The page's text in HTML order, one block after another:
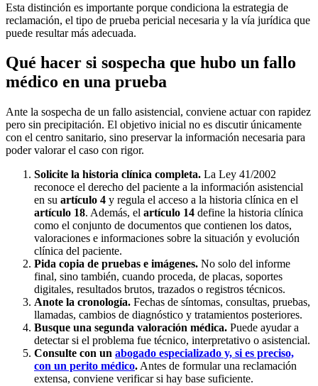
Esta distinción es importante porque condiciona la estrategia de
reclamación, el tipo de prueba pericial necesaria y la vía jurídica que
puede resultar más adecuada.
Qué hacer si sospecha que hubo un fallo
médico en una prueba
Ante la sospecha de un fallo asistencial, conviene actuar con rapidez
pero sin precipitación. El objetivo inicial no es discutir únicamente
con el centro sanitario, sino preservar la información necesaria para
poder valorar el caso con rigor.
Solicite la historia clínica completa. La Ley 41/2002
reconoce el derecho del paciente a la información asistencial
en su artículo 4 y regula el acceso a la historia clínica en el
artículo 18. Además, el artículo 14 define la historia clínica
como el conjunto de documentos que contienen los datos,
valoraciones e informaciones sobre la situación y evolución
clínica del paciente.
Pida copia de pruebas e imágenes. No solo del informe
final, sino también, cuando proceda, de placas, soportes
digitales, resultados brutos, trazados o registros técnicos.
Anote la cronología. Fechas de síntomas, consultas, pruebas,
llamadas, cambios de diagnóstico y tratamientos posteriores.
Busque una segunda valoración médica. Puede ayudar a
detectar si el problema fue técnico, interpretativo o asistencial.
Consulte con un abogado especializado y, si es preciso,
con un perito médico. Antes de formular una reclamación
extensa, conviene verificar si hay base suficiente.